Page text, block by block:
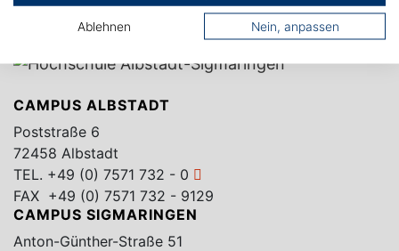
CAMPUS ALBSTADT
Poststraße 6
72458 Albstadt
TEL. +49 (0) 7571 732 - 0
FAX +49 (0) 7571 732 - 9129
CAMPUS SIGMARINGEN
Anton-Günther-Straße 51
Ablehnen Nein, anpassen